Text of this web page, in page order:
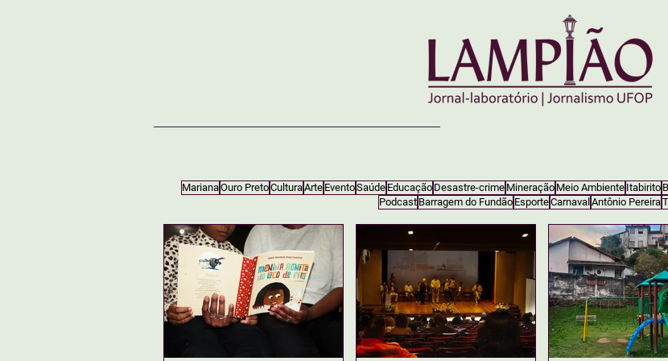
MarianaOuro PretoCulturaArte EventoSaúde Educação Desastre-crime Mineração Meio Ambiente Itabirito
Podcast Barragem do Fundão EsporteCarnaval Antônio Pereira